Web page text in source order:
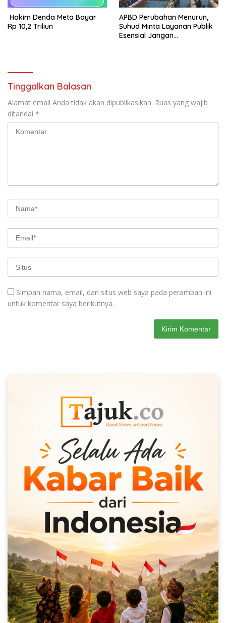
Hakim Denda Meta Bayar
Rp 10,2 Triliun
APBD Perubahan Menurun,
Suhud Minta Layanan Publik
Esensial Jangan
Tinggalkan Balasan
Alamat email Anda tidak akan dipublikasikan. Ruas yang wajib
ditandai *
Simpan nama, email, dan situs web saya pada peramban ini
untuk komentar saya berikutnya.